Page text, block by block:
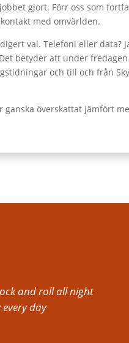
gjort. Förr oss som
med omvärlden.
val. Telefoni eller data?
betyder att under
och till och från
överskattat jämfört
and roll all night
day